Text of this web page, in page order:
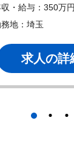
・給与：350万
地：埼玉
求人の詳
1